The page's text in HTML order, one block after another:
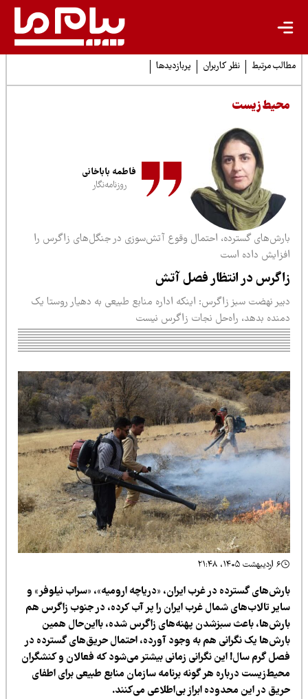
مرتبط نظر کاربران پربازدیدها
زیست
فاطمه باباخانی
روزنامه‌نگار
گسترده، احتمال وقوع آتش‌سوزی در جنگل‌های زاگرس را
داده است
در انتظار فصل آتش
نهضت سبز زاگرس: اینکه اداره منابع طبیعی به دهیار روستا یک
بدهد، راه‌حل نجات زاگرس نیست
گسترده در غرب ایران، «دریاچه ارومیه»، «سراب نیلوفر» و
تالاب‌های شمال غرب ایران را پر آب کرده، در جنوب زاگرس هم
باعث سبزشدن پهنه‌های زاگرس شده، بااین‌حال همین
یک نگرانی هم به وجود آورده، احتمال حریق‌های گسترده در
گرم سال! این نگرانی زمانی بیشتر می‌شود که فعالان و کنشگران
درباره هر گونه برنامه سازمان منابع طبیعی برای اطفای
در این محدوده ابراز بی‌اطلاعی می‌کنند.